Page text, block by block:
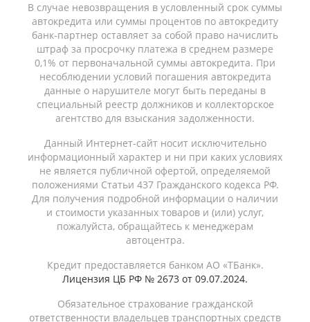
В случае невозвращения в условленный срок суммы
автокредита или суммы процентов по автокредиту
банк-партнер оставляет за собой право начислить
штраф за просрочку платежа в среднем размере
0,1% от первоначальной суммы автокредита. При
несоблюдении условий погашения автокредита
данные о нарушителе могут быть переданы в
специальный реестр должников и коллекторское
агентство для взыскания задолженности.
Данный Интернет-сайт носит исключительно
информационный характер и ни при каких условиях
не является публичной офертой, определяемой
положениями Статьи 437 Гражданского кодекса РФ.
Для получения подробной информации о наличии
и стоимости указанных товаров и (или) услуг,
пожалуйста, обращайтесь к менеджерам
автоцентра.
Кредит предоставляется банком АО «ТБанк».
Лицензия ЦБ РФ № 2673 от 09.07.2024.
Обязательное страхование гражданской
ответственности владельцев транспортных средств